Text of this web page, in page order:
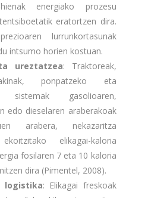
energiako prozesu
eratortzen dira.
lurrunkortasunak
intsumo horien kostuan.
ureztatzea: Traktoreak,
ponpatzeko eta
sistemak gasolioaren,
edo dieselaren araberakoak
arabera, nekazaritza
elikagai-kaloria
fosilaren 7 eta 10 kaloria
dira (Pimentel, 2008).
logistika: Elikagai freskoak